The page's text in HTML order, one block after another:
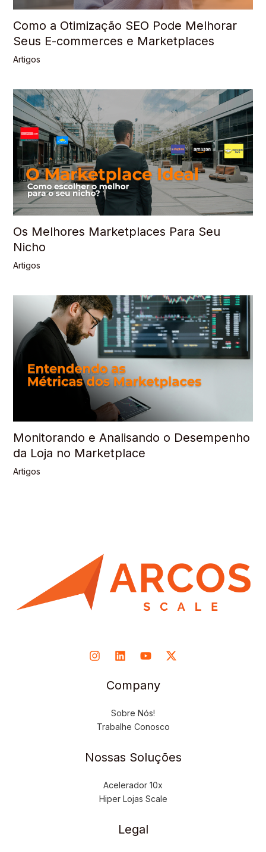
Como a Otimização SEO Pode Melhorar
Seus E-commerces e Marketplaces
Artigos
Os Melhores Marketplaces Para Seu
Nicho
Artigos
Monitorando e Analisando o Desempenho
da Loja no Marketplace
Artigos
Company
Sobre Nós!
Trabalhe Conosco
Nossas Soluções
Acelerador 10x
Hiper Lojas Scale
Legal